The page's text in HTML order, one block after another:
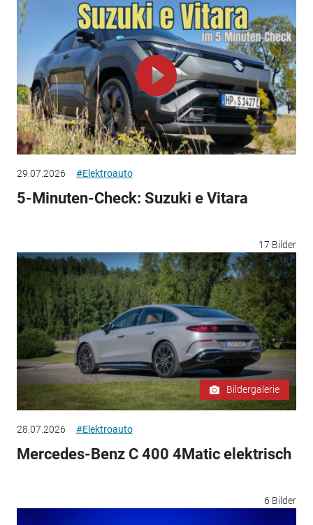
29.07.2026 #Elektroauto
5-Minuten-Check: Suzuki e Vitara
17 Bilder
Bildergalerie
28.07.2026 #Elektroauto
Mercedes-Benz C 400 4Matic elektrisch
6 Bilder